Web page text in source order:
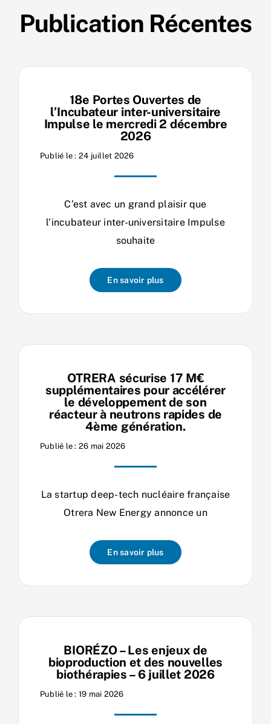
Publication Récentes
18e Portes Ouvertes de
l’Incubateur inter-universitaire
Impulse le mercredi 2 décembre
2026
Publié le : 24 juillet 2026
C’est avec un grand plaisir que
l’incubateur inter-universitaire Impulse
souhaite
En savoir plus
OTRERA sécurise 17 M€
supplémentaires pour accélérer
le développement de son
réacteur à neutrons rapides de
4ème génération.
Publié le : 26 mai 2026
La startup deep-tech nucléaire française
Otrera New Energy annonce un
En savoir plus
BIORÉZO – Les enjeux de
bioproduction et des nouvelles
biothérapies – 6 juillet 2026
Publié le : 19 mai 2026